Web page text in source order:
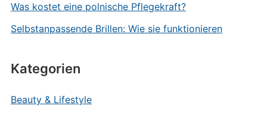
Was kostet eine polnische Pflegekraft?
Selbstanpassende Brillen: Wie sie funktionieren
Kategorien
Beauty & Lifestyle